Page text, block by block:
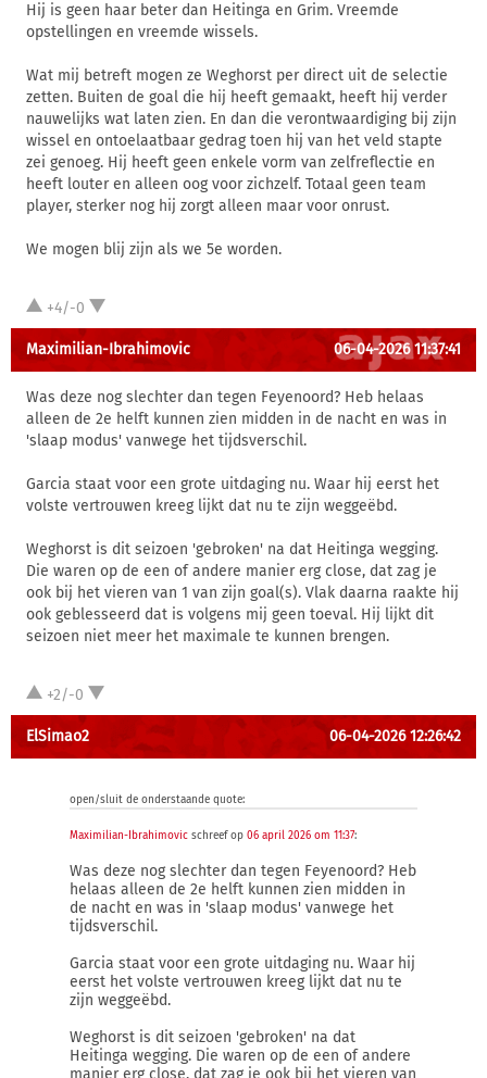
Hij is geen haar beter dan Heitinga en Grim. Vreemde
opstellingen en vreemde wissels.
Wat mij betreft mogen ze Weghorst per direct uit de selectie
zetten. Buiten de goal die hij heeft gemaakt, heeft hij verder
nauwelijks wat laten zien. En dan die verontwaardiging bij zijn
wissel en ontoelaatbaar gedrag toen hij van het veld stapte
zei genoeg. Hij heeft geen enkele vorm van zelfreflectie en
heeft louter en alleen oog voor zichzelf. Totaal geen team
player, sterker nog hij zorgt alleen maar voor onrust.
We mogen blij zijn als we 5e worden.
+4/-0
Maximilian-Ibrahimovic 06-04-2026 11:37:41
Was deze nog slechter dan tegen Feyenoord? Heb helaas
alleen de 2e helft kunnen zien midden in de nacht en was in
'slaap modus' vanwege het tijdsverschil.
Garcia staat voor een grote uitdaging nu. Waar hij eerst het
volste vertrouwen kreeg lijkt dat nu te zijn weggeëbd.
Weghorst is dit seizoen 'gebroken' na dat Heitinga wegging.
Die waren op de een of andere manier erg close, dat zag je
ook bij het vieren van 1 van zijn goal(s). Vlak daarna raakte hij
ook geblesseerd dat is volgens mij geen toeval. Hij lijkt dit
seizoen niet meer het maximale te kunnen brengen.
+2/-0
ElSimao2 06-04-2026 12:26:42
open/sluit de onderstaande quote:
Maximilian-Ibrahimovic schreef op 06 april 2026 om 11:37:
Was deze nog slechter dan tegen Feyenoord? Heb
helaas alleen de 2e helft kunnen zien midden in
de nacht en was in 'slaap modus' vanwege het
tijdsverschil.
Garcia staat voor een grote uitdaging nu. Waar hij
eerst het volste vertrouwen kreeg lijkt dat nu te
zijn weggeëbd.
Weghorst is dit seizoen 'gebroken' na dat
Heitinga wegging. Die waren op de een of andere
manier erg close, dat zag je ook bij het vieren van